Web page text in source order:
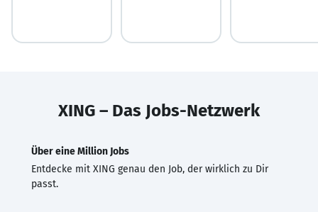
XING – Das Jobs-Netzwerk
Über eine Million Jobs
Entdecke mit XING genau den Job, der wirklich zu Dir
passt.